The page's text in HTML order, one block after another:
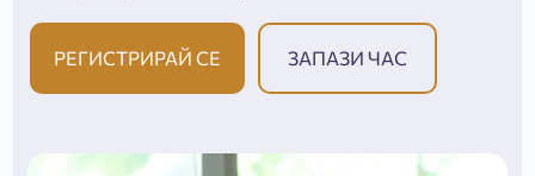
РЕГИСТРИРАЙ СЕ ЗАПАЗИ ЧАС